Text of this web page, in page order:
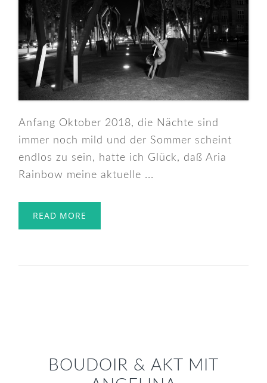
Anfang Oktober 2018, die Nächte sind
immer noch mild und der Sommer scheint
endlos zu sein, hatte ich Glück, daß Aria
Rainbow meine aktuelle ...
READ MORE
BOUDOIR & AKT MIT